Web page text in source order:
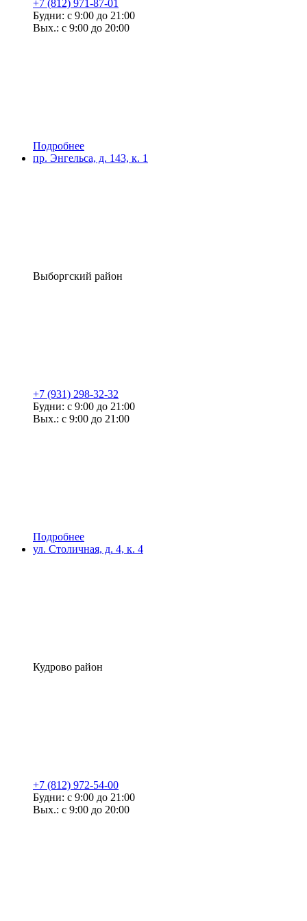
+7 (812) 971-87-01
Будни: с 9:00 до 21:00
Вых.: с 9:00 до 20:00
Подробнее
пр. Энгельса, д. 143, к. 1
Выборгский район
+7 (931) 298-32-32
Будни: с 9:00 до 21:00
Вых.: с 9:00 до 21:00
Подробнее
ул. Столичная, д. 4, к. 4
Кудрово район
+7 (812) 972-54-00
Будни: с 9:00 до 21:00
Вых.: с 9:00 до 20:00